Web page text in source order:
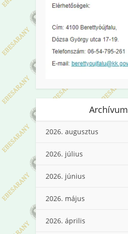
Archívum
2026. augusztus
2026. július
2026. június
2026. május
2026. április